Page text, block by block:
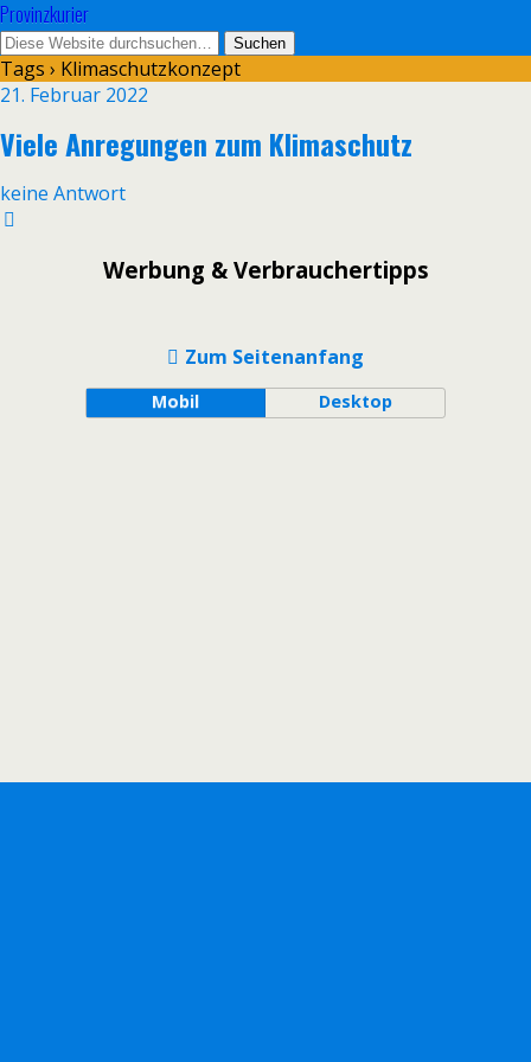
Provinzkurier
Tags › Klimaschutzkonzept
21. Februar 2022
Viele Anregungen zum Klimaschutz
keine Antwort
Werbung & Verbrauchertipps
Zum Seitenanfang
Mobil Desktop